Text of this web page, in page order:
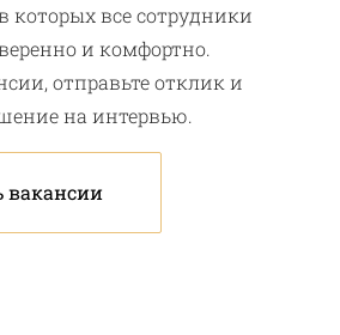
которых все сотрудники
и комфортно.
отправьте отклик и
на интервью.
вакансии